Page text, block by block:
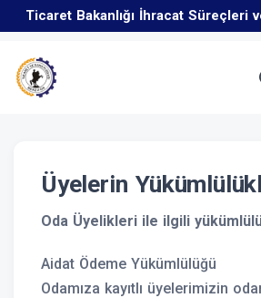
Ticaret Bakanlığı İhracat Süreçleri
Enflasyon Düzeltmesi
Üyelerin
Oda Üyelikleri ile ilgili
Aidat Ödeme Yükümlülüğü
Odamıza kayıtlı üyelerimizin